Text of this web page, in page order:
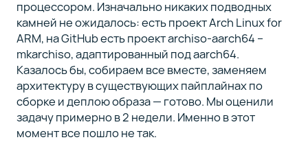
процессором. Изначально никаких подводных
камней не ожидалось: есть проект Arch Linux for
ARM, на GitHub есть проект archiso-aarch64 –
mkarchiso, адаптированный под aarch64.
Казалось бы, собираем все вместе, заменяем
архитектуру в существующих пайплайнах по
сборке и деплою образа — готово. Мы оценили
задачу примерно в 2 недели. Именно в этот
момент все пошло не так.